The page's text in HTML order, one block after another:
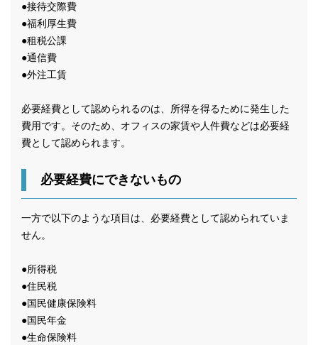
●接待交際費
●福利厚生費
●租税公課
●通信費
●外注工賃
必要経費として認められるのは、所得を得るために発生した
費用です。そのため、オフィスの家賃や人件費などは必要経
費として認められます。
必要経費にできないもの
一方で以下のような項目は、必要経費として認められていま
せん。
●所得税
●住民税
●国民健康保険料
●国民年金
●生命保険料